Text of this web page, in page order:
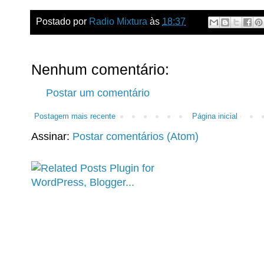
Postado por Radio Mixtura às 18:37
Nenhum comentário:
Postar um comentário
Postagem mais recente Página inicial
Assinar: Postar comentários (Atom)